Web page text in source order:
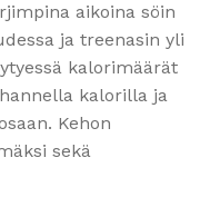
aikoina söin
ja treenasin yli
kalorimäärät
kalorilla ja
Kehon
sekä